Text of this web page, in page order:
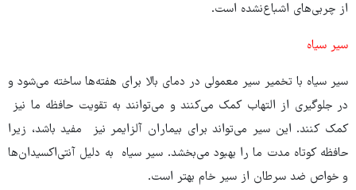
از چربی‌های اشباع‌نشده است.
سیر سیاه
سیر سیاه با تخمیر سیر معمولی در دمای بالا برای هفته‌ها ساخته می‌شود و
در جلوگیری از التهاب کمک می‌کنند و می‌توانند به تقویت حافظه ما نیز
کمک کنند. این سیر می‌تواند برای بیماران آلزایمر نیز مفید باشد، زیرا
حافظه کوتاه مدت ما را بهبود می‌بخشد. سیر سیاه به دلیل آنتی‌اکسیدان‌ها
و خواص ضد سرطان از سیر خام بهتر است.